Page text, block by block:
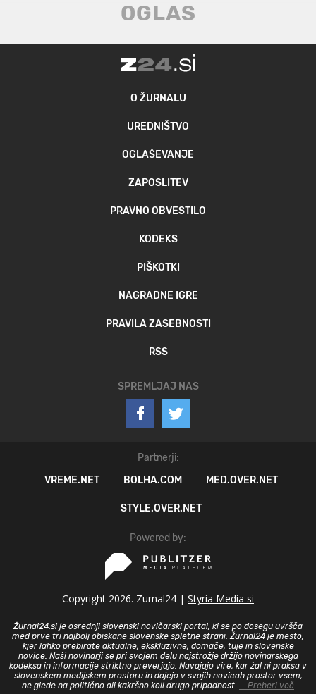
O ŽURNALU
UREDNIŠTVO
OGLAŠEVANJE
ZAPOSLITEV
PRAVNO OBVESTILO
KODEKS
PIŠKOTKI
NAGRADNE IGRE
PRAVILA ZASEBNOSTI
RSS
SPREMLJAJ NAS
Partnerji:
VREME.NET
BOLHA.COM MED.OVER.NET
STYLE.OVER.NET
Powered by:
Copyright 2026. Zurnal24 | Styria Media si
Žurnal24.si je osrednji slovenski novičarski portal, ki se po dosegu uvršča
med prve tri najbolj obiskane slovenske spletne strani. Žurnal24 je mesto,
kjer lahko prebirate aktualne, ekskluzivne, domače, tuje in slovenske
novice. Naši novinarji se pri svojem delu najstrožje držijo novinarskega
kodeksa in informacije striktno preverjajo. Navajajo vire, kar žal ni praksa v
slovenskem medijskem prostoru in dajejo v svojih novicah prostor vsem,
ne glede na politično ali kakršno koli drugo pripadnost. ... Preberi več